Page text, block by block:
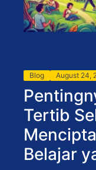
Blog August 24,
Tertib
Belajar